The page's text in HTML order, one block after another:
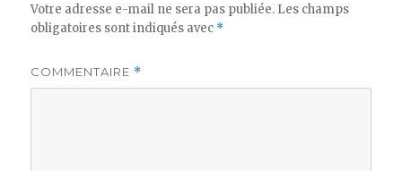
Votre adresse e-mail ne sera pas publiée. Les champs
obligatoires sont indiqués avec *
COMMENTAIRE *